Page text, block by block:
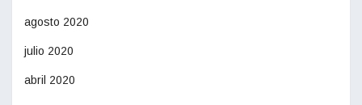
agosto 2020
julio 2020
abril 2020